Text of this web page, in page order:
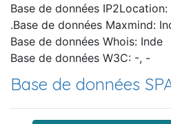
Base de données IP2Location:
.Base de données Maxmind:
Base de données Whois: Inde
Base de données W3C: -, -
Base de données